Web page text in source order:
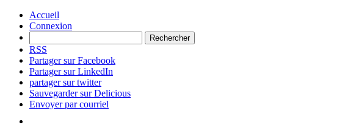
Accueil
Connexion
RSS
Partager sur Facebook
Partager sur LinkedIn
partager sur twitter
Sauvegarder sur Delicious
Envoyer par courriel